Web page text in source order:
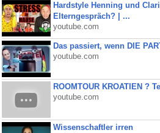
Hardstyle Henning und
Elterngespräch? | ...
youtube.com
Das passiert, wenn DIE
youtube.com
ROOMTOUR KROATIEN ?
youtube.com
Wissenschaftler irren